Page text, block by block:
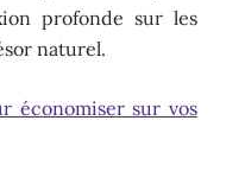
profonde sur les
naturel.
économiser sur vos